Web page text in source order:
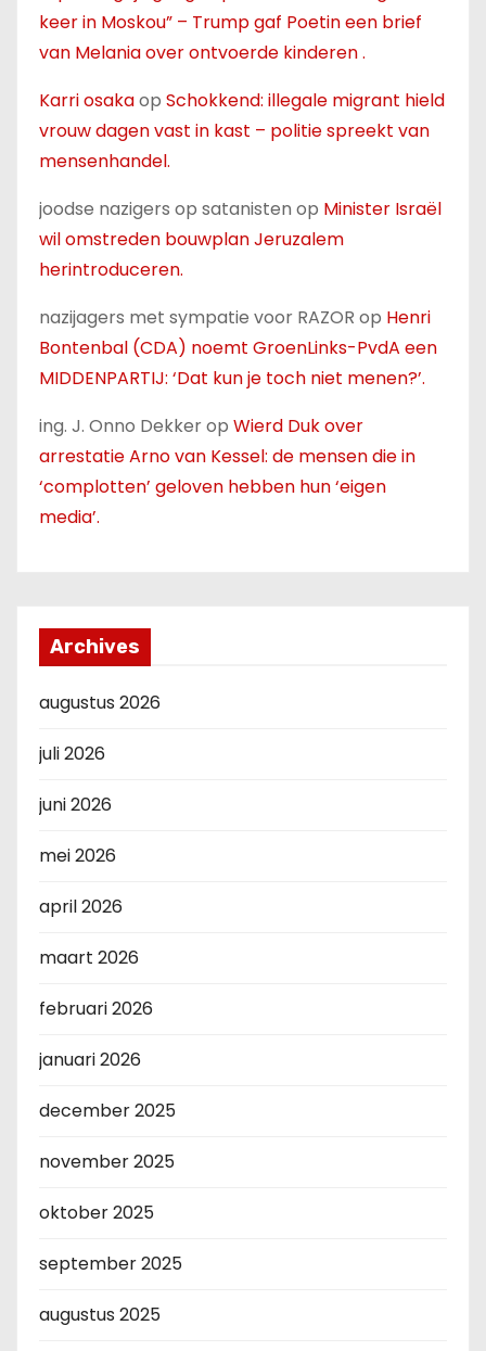
keer in Moskou” – Trump gaf Poetin een brief
van Melania over ontvoerde kinderen .
Karri osakaop Schokkend: illegale migrant hield
vrouw dagen vast in kast – politie spreekt van
mensenhandel.
joodse nazigers op satanisten op Minister Israël
wil omstreden bouwplan Jeruzalem
herintroduceren.
nazijagers met sympatie voor RAZOR op Henri
Bontenbal (CDA) noemt GroenLinks-PvdA een
MIDDENPARTIJ: ‘Dat kun je toch niet menen?’.
ing. J. Onno Dekkerop Wierd Duk over
arrestatie Arno van Kessel: de mensen die in
‘complotten’ geloven hebben hun ‘eigen
media’.
Archives
augustus 2026
juli 2026
juni 2026
mei 2026
april 2026
maart 2026
februari 2026
januari 2026
december 2025
november 2025
oktober 2025
september 2025
augustus 2025